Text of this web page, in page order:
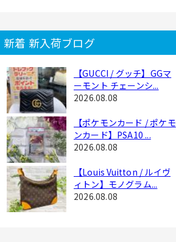
新着 新入荷ブログ
【GUCCI / グッチ】GGマ
ーモント チェーンシ...
2026.08.08
【ポケモンカード / ポケモ
ンカード】PSA10 ...
2026.08.08
【Louis Vuitton / ルイヴ
ィトン】モノグラム...
2026.08.08